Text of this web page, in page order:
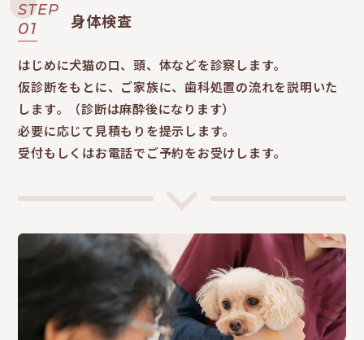
STEP
01 身体検査
はじめに犬猫の口、頭、体などを診察します。
仮診断をもとに、ご家族に、歯科処置の流れを説明いた
します。（診断は麻酔後になります）
必要に応じて見積もりを提示します。
受付もしくはお電話でご予約をお受けします。